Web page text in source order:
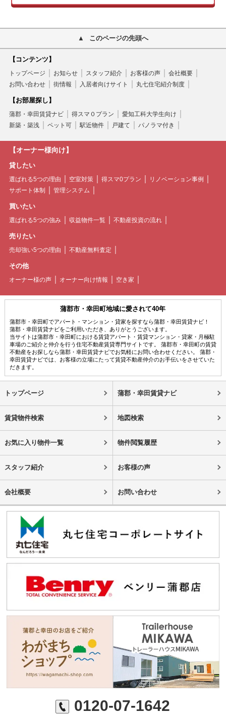
このページの先頭へ
【コンテンツ】
トップページ お知らせ スタッフ紹介 お客様の声
会社概要
お問い合わせ
街情報 入居者向けサイト 丸七住宅紹介制度
【お部屋探し】
蒲郡・幸田賃貸ナビ 得スマ０プラン
愛知工科大学生向け
新築・築浅
ペット可 駅近物件 戸建て パノラマ付き
【オーナー様向け】
貸したい
選ばれる5つの理由 空室対策 得スマ0プラン
リノベーション事例
サポート体制
管理システム
買いたい
選ばれる5つの強み 収益物件一覧 不動産投資の流れ
売りたい
売却強い5つの理由 不動産無料査定
その他
オーナー様の声 オーナー向け情報 空き家
蒲郡市・幸田町地域に愛されて40年
蒲郡市・幸田町でアパート・マンション・貸家を探すなら蒲郡・幸田賃貸ナビ！
蒲郡・幸田賃貸ナビをご利用いただき、ありがとうございます。
当サイトは蒲郡市・幸田町における賃貸アパート・賃貸マンション・貸家・月極駐
車場のご紹介と仲介を行う住宅不動産賃貸専門サイトです。 蒲郡市・幸田町の賃貸
不動産をお探しなら蒲郡・幸田賃貸ナビでお気軽にお問い合わせください。 蒲郡・
幸田賃貸ナビでは、お客様の立場にたって賃貸不動産仲介のお手伝いをさせていた
だきます。
トップページ 蒲郡・幸田賃貸ナビ
賃貸物件検索 地図検索
お気に入り物件一覧 物件閲覧履歴
スタッフ紹介 お客様の声
会社概要 お問い合わせ
0120-07-1642